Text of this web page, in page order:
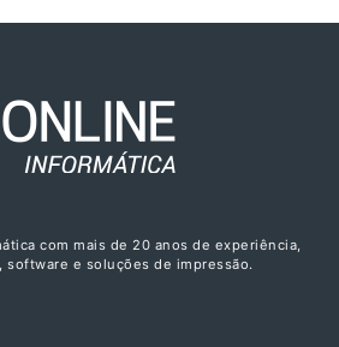
com mais de 20 anos de experiência,
software e soluções de impressão.